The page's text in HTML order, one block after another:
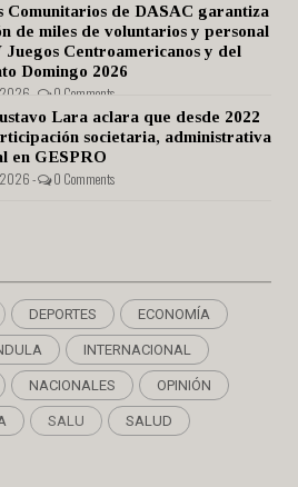
Comunitarios de DASAC garantiza
de miles de voluntarios y personal
Juegos Centroamericanos y del
Domingo 2026
- 0 Comments
Lara aclara que desde 2022
societaria, administrativa
en GESPRO
2026 - 0 Comments
DEPORTES ECONOMÍA
INTERNACIONAL
NACIONALES OPINIÓN
SALU SALUD